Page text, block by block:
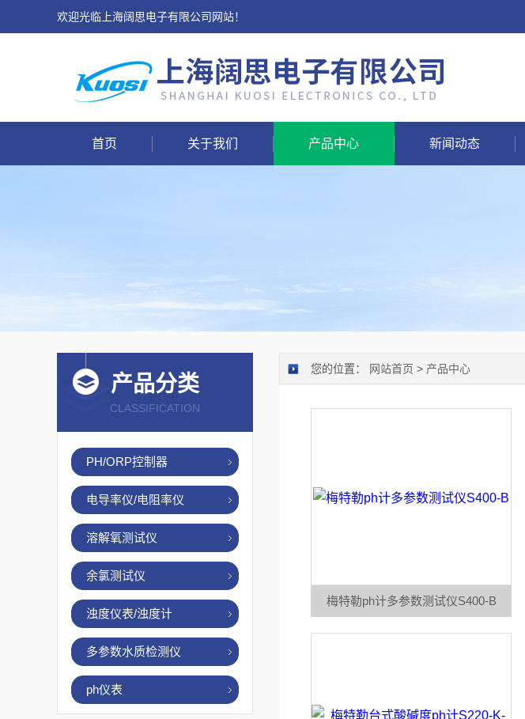
欢迎光临上海阔思电子有限公司网站！
首页 关于我们 产品中心 新闻动态
产品分类
CLASSIFICATION
PH/ORP控制器
电导率仪/电阻率仪
溶解氧测试仪
余氯测试仪
浊度仪表/浊度计
多参数水质检测仪
ph仪表
您的位置： 网站首页 > 产品中心
梅特勒ph计多参数测试仪S400-B